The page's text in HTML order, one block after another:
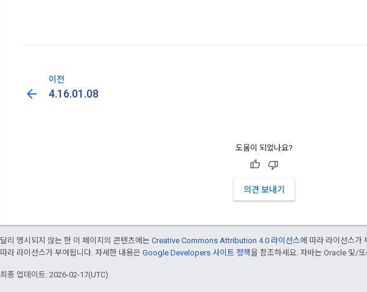
이전
arrow_back 4.16.01.08
도움이 되었나요?
의견 보내기
달리 명시되지 않는 한 이 페이지의 콘텐츠에는 Creative Commons Attribution 4.0 라이선스에 따라 라이선스가
따라 라이선스가 부여됩니다. 자세한 내용은 Google Developers 사이트 정책을 참조하세요. 자바는 Oracle 및/
최종 업데이트: 2026-02-17(UTC)